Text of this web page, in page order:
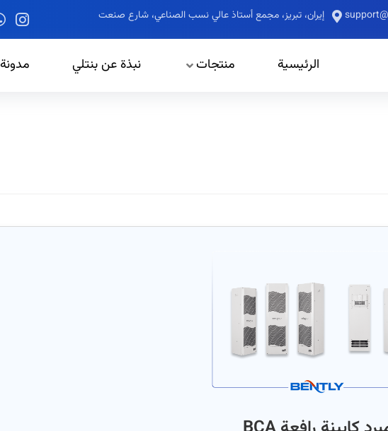
إيران، تبريز، مجمع أستاذ عالي نسب الصناعي، شارع صنعت
الرئيسية منتجات نبذة عن بنتلي مدونة